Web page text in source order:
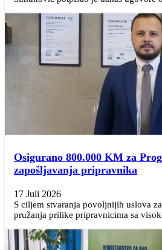
Osigurano 800.000 KM za
zapošljavanja pripravnika
17 Juli 2026
S ciljem stvaranja povoljnijih uslova
pružanja prilike pripravnicima sa